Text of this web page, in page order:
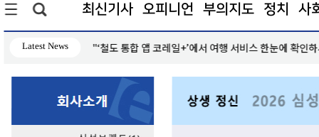
최신기사 오피니언 부의지도 정치 사
Latest News "‘철도 통합 앱 코레일+’에서 여행 서비스 한눈에 확인